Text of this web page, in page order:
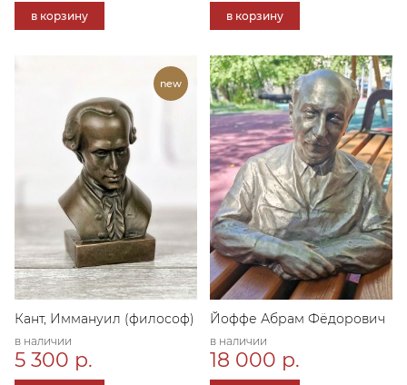
в корзину в корзину
Кант, Иммануил (философ)
в наличии
5 300 р.
Йоффе Абрам Фёдорович
в наличии
18 000 р.